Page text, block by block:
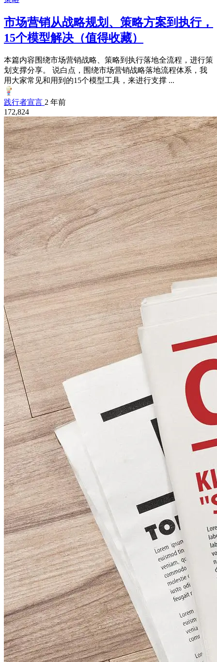
市场营销从战略规划、策略方案到执行，
15个模型解决（值得收藏）
本篇内容围绕市场营销战略、策略到执行落地全流程，进行策
划支撑分享。 说白点，围绕市场营销战略落地流程体系，我
用大家常见和用到的15个模型工具，来进行支撑 ...
践行者宣言 2 年前
172,824